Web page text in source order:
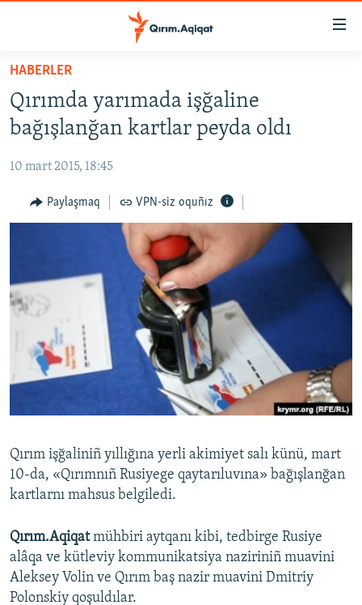
Esas
qaytmaq
Baş
navigatsiyağa
qaytmaq
qaytmaq
HABERLER
SİYASET
İQTİSADİYAT
CEMİYET
MEDENİYET
SÜRET
BLOGLAR
FİKİR
Українською
QOŞULIÑIZ!
RFE/RS bütün saytları
HABERLER
Qırımda yarımada işğaline
bağışlanğan kartlar peyda oldı
10 mart 2015, 18:45
Paylaşmaq VPN-siz oquñız
Qırım işğaliniñ yıllığına yerli akimiyet salı künü, mart
10-da, «Qırımnıñ Rusiyege qaytarıluvına» bağışlanğan
kartlarnı mahsus belgiledi.
Qırım.Aqiqatmühbiri aytqanı kibi, tedbirge Rusiye
alâqa ve kütleviy kommunikatsiya naziriniñ muavini
Aleksey Volin ve Qırım baş nazir muavini Dmitriy
Polonskiy qoşuldılar.